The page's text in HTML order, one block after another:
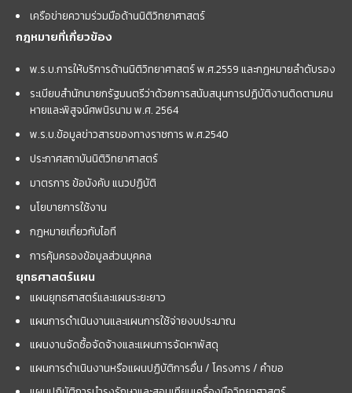
เครือข่ายความร่วมมือด้านนิติวิทยาศาสตร์
กฎหมายที่เกี่ยวข้อง
พ.ร.บ.การให้บริการด้านนิติวิทยาศาสตร์ พ.ศ.2559 และกฏหมายลำดับรอง
ระเบียบสำนักนายกรัฐมนตรีว่าด้วยการสนับสนุนการปฏิบัติงานติดตามคน
หายและพิสูจน์ศพนิรนาม พ.ศ. 2564
พ.ร.บ.ข้อมูลข่าวสารของทางราชการ พ.ศ.2540
ประกาศสถาบันนิติวิทยาศาสตร์
มาตรการ ข้อบังคับ แนวปฏิบัติ
นโยบายการใช้งาน
กฎหมายเกี่ยวกับไอที
การคุ้มครองข้อมูลส่วนบุคคล
ยุทธศาสตร์แผน
แผนยุทธศาสตร์และแผนระยะยาว
แผนการดำเนินงานและแผนการใช้จ่ายงบประมาณ
แผนงานจัดซื้อจัดจ้างและแผนการจัดหาพัสดุ
แผนการดำเนินงานหรือแผนปฏิบัติการอื่น / โครงการ / คำขอ